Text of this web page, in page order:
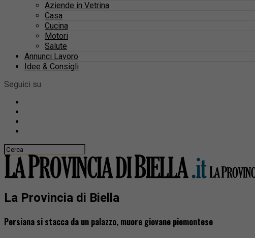
Aziende in Vetrina
Casa
Cucina
Motori
Salute
Annunci Lavoro
Idee & Consigli
Seguici su
La Provincia di Biella
Persiana si stacca da un palazzo, muore giovane piemontese